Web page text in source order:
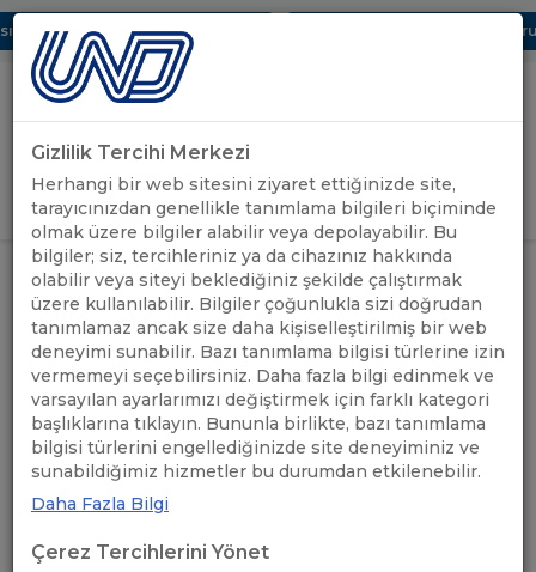
Dijital UBAK Bölümü Hakkında UND, Yunanistan Vize
Uluslararası Nakliyeciler Derneği
GİRİŞ YAP
ANASAYFA /
ÖNEMLİ
DUYURULAR
/
MACARİSTAN BİREG SİSTEMİ
EĞİTİMİ
MACARİSTAN BİREG
SİSTEMİ EĞİTİMİ
01.06.2021 A+ A-
Gizlilik Tercihi Merkezi
Herhangi bir web sitesini ziyaret ettiğinizde site,
tarayıcınızdan genellikle tanımlama bilgileri biçiminde
olmak üzere bilgiler alabilir veya depolayabilir. Bu
bilgiler; siz, tercihleriniz ya da cihazınız hakkında
olabilir veya siteyi beklediğiniz şekilde çalıştırmak
üzere kullanılabilir. Bilgiler çoğunlukla sizi doğrudan
tanımlamaz ancak size daha kişiselleştirilmiş bir web
deneyimi sunabilir. Bazı tanımlama bilgisi türlerine izin
vermemeyi seçebilirsiniz. Daha fazla bilgi edinmek ve
varsayılan ayarlarımızı değiştirmek için farklı kategori
başlıklarına tıklayın. Bununla birlikte, bazı tanımlama
bilgisi türlerini engellediğinizde site deneyiminiz ve
sunabildiğimiz hizmetler bu durumdan etkilenebilir.
Daha Fazla Bilgi
Çerez Tercihlerini Yönet